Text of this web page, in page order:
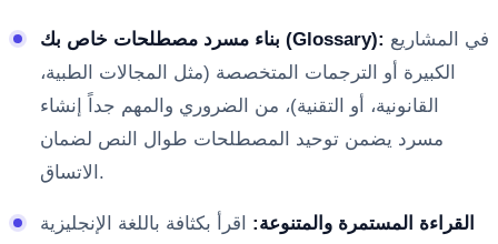
بناء مسرد مصطلحات خاص بك (Glossary):
الكبيرة أو الترجمات المتخصصة (مثل المجالات الطبية،
القانونية، أو التقنية)، من الضروري والمهم جداً إنشاء
مسرد يضمن توحيد المصطلحات طوال النص لضمان
الاتساق.
القراءة المستمرة والمتنوعة: اقرأ بكثافة باللغة الإنجليزية